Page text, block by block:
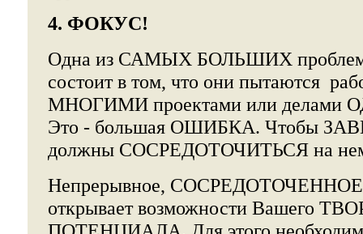
4. ФОКУС!
Одна из САМЫХ БОЛЬШИХ проблем
состоит в том, что они пытаются
МНОГИМИ проектами или
Это - большая ОШИБКА. Чтобы
должны СОСРЕДОТОЧИТЬСЯ на
Непрерывное,
открывает возможности Вашего